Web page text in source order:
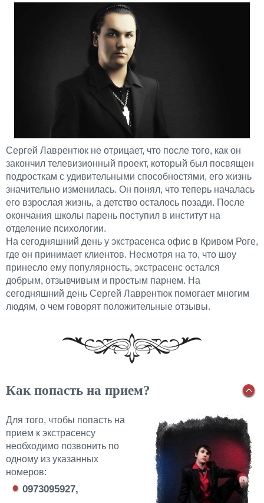
Сергей Лаврентюк не отрицает, что после того, как он
закончил телевизионный проект, который был посвящен
подросткам с удивительными способностями, его жизнь
значительно изменилась. Он понял, что теперь началась
его взрослая жизнь, а детство осталось позади. После
окончания школы парень поступил в институт на
отделение психологии.
На сегодняшний день у экстрасенса офис в Кривом Роге,
где он принимает клиентов. Несмотря на то, что шоу
принесло ему популярность, экстрасенс остался
добрым, отзывчивым и простым парнем. На
сегодняшний день Сергей Лаврентюк помогает многим
людям, о чем говорят положительные отзывы.
Как попасть на прием?
Для того, чтобы попасть на
прием к экстрасенсу
необходимо позвонить по
одному из указанных
номеров:
0973095927,